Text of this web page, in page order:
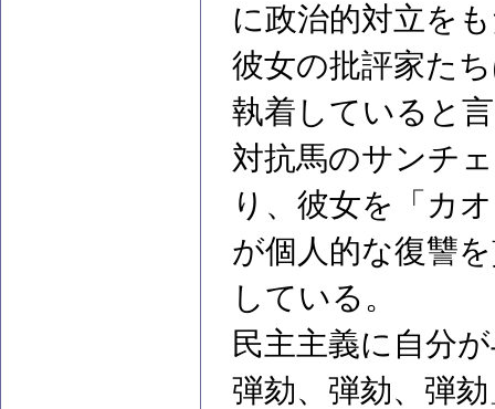
に政治的対立を
彼女の批評家た
執着していると
対抗馬のサンチ
り、彼女を「カ
が個人的な復讐
している。
民主主義に自分
弾劾、弾劾、弾